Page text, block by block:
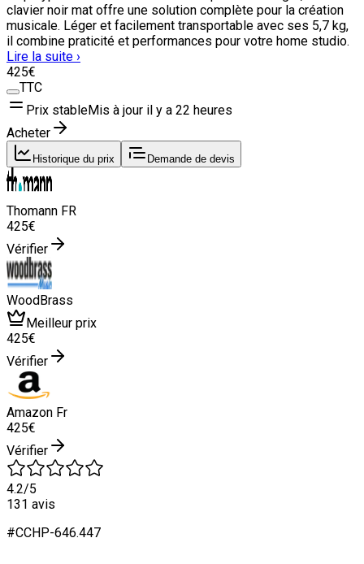
clavier noir mat offre une solution complète pour la création
musicale. Léger et facilement transportable avec ses 5,7 kg,
il combine praticité et performances pour votre home studio.
Lire la suite ›
425€
TTC
Prix stableMis à jour il y a 22 heures
Acheter
Historique du prix Demande de devis
Thomann FR
425€
Vérifier
WoodBrass
Meilleur prix
425€
Vérifier
Amazon Fr
425€
Vérifier
4.2/5
131 avis
#CCHP-646.447